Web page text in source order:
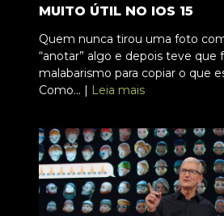
MUITO ÚTIL NO IOS 15
Quem nunca tirou uma foto
“anotar” algo e depois teve que
malabarismo para copiar o que
Como... | Leia mais